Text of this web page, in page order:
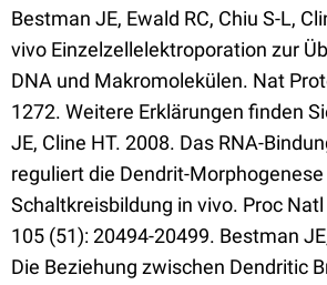
Bestman JE, Ewald RC, Chiu S-L,
vivo Einzelzellelektroporation zur
DNA und Makromolekülen. Nat
1272. Weitere Erklärungen finden
JE, Cline HT. 2008. Das RNA-
reguliert die Dendrit-
Schaltkreisbildung in vivo. Proc Natl
105 (51): 20494-20499. Bestman
Die Beziehung zwischen Dendritic